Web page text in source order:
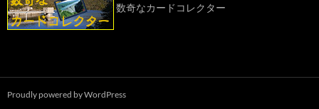
数奇なカードコレクター
Proudly powered by WordPress